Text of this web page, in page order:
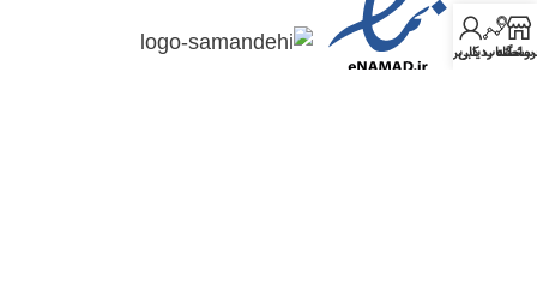
سامانه ردیابی
حساب کاربری من